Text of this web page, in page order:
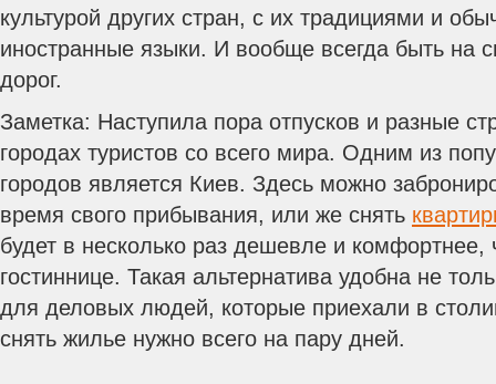
культурой других стран, с их традициями и
иностранные языки. И вообще всегда быть на
дорог.
Заметка: Наступила пора отпусков и разные
городах туристов со всего мира. Одним из
городов является Киев. Здесь можно
время свого прибывания, или же снять
будет в несколько раз дешевле и
гостиннице. Такая альтернатива удобна не
для деловых людей, которые приехали в
снять жилье нужно всего на пару дней.